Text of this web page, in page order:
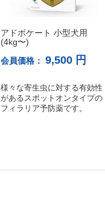
アドボケート 小型犬用
(4kg〜)
会員価格： 9,500 円
様々な寄生虫に対する有効性
があるスポットオンタイプの
フィラリア予防薬です。